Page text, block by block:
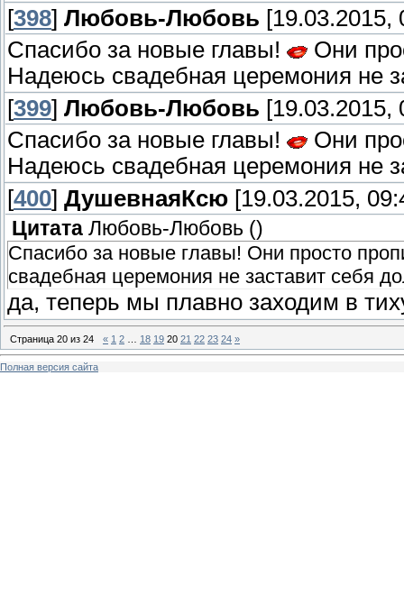
[398] Любовь-Любовь [19.03.2015,
Спасибо за новые главы!
Они
Надеюсь свадебная церемония не
[399] Любовь-Любовь [19.03.2015,
Спасибо за новые главы!
Они
Надеюсь свадебная церемония не
[400] ДушевнаяКсю [19.03.2015,
Цитата Любовь-Любовь ()
Спасибо за новые главы! Они просто
свадебная церемония не заставит себя
да, теперь мы плавно заходим в
Страница 20 из 24 « 1 2 18 19 20 21 22 23 24 »
Полная версия сайта